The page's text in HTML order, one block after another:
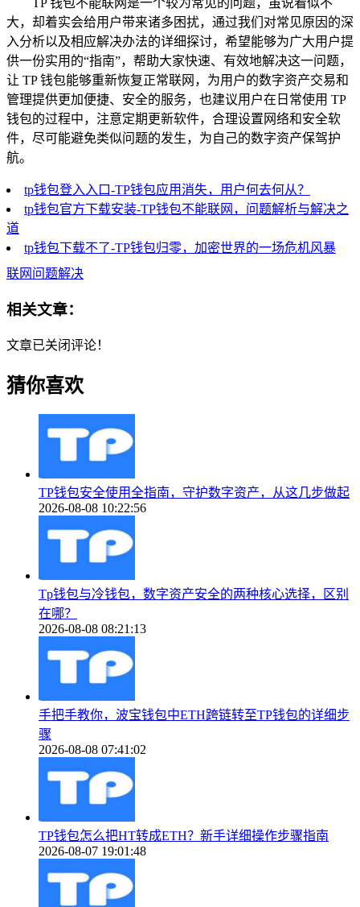
TP 钱包不能联网是一个较为常见的问题，虽说看似不
大，却着实会给用户带来诸多困扰，通过我们对常见原因的深
入分析以及相应解决办法的详细探讨，希望能够为广大用户提
供一份实用的“指南”，帮助大家快速、有效地解决这一问题，
让 TP 钱包能够重新恢复正常联网，为用户的数字资产交易和
管理提供更加便捷、安全的服务，也建议用户在日常使用 TP
钱包的过程中，注意定期更新软件，合理设置网络和安全软
件，尽可能避免类似问题的发生，为自己的数字资产保驾护
航。
tp钱包登入入口-TP钱包应用消失，用户何去何从？
tp钱包官方下载安装-TP钱包不能联网，问题解析与解决之
道
tp钱包下载不了-TP钱包归零，加密世界的一场危机风暴
联网问题解决
相关文章：
文章已关闭评论！
猜你喜欢
TP钱包安全使用全指南，守护数字资产，从这几步做起
2026-08-08 10:22:56
Tp钱包与冷钱包，数字资产安全的两种核心选择，区别
在哪？
2026-08-08 08:21:13
手把手教你，波宝钱包中ETH跨链转至TP钱包的详细步
骤
2026-08-08 07:41:02
TP钱包怎么把HT转成ETH？新手详细操作步骤指南
2026-08-07 19:01:48